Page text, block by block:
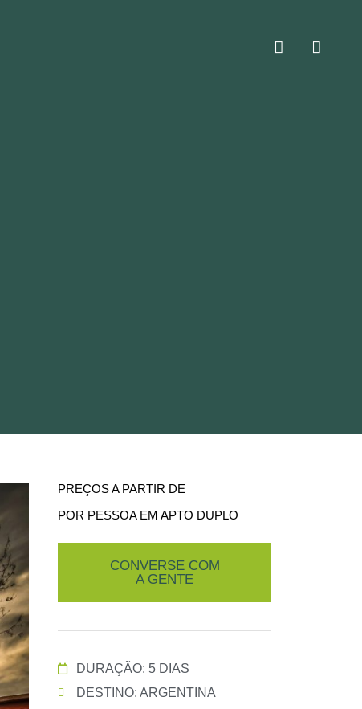
PREÇOS A PARTIR DE
POR PESSOA EM APTO DUPLO
CONVERSE COM
A GENTE
DURAÇÃO: 5 DIAS
DESTINO: ARGENTINA